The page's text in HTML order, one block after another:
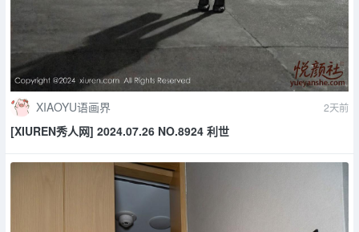
XIAOYU语画界 2天前
[XIUREN秀人网] 2024.07.26 NO.8924 利世